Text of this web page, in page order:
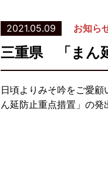
2021.05.09 お知ら
三重県 「まん
日頃よりみそ吟をご愛
ん延防止重点措置」の